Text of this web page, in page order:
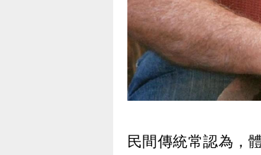
民間傳統常認為，